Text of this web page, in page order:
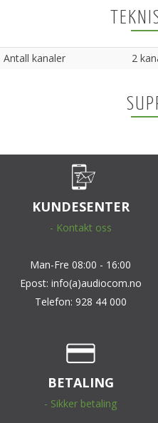
Antall kanaler 2
KUNDESENTER
- Kontakt oss
Man-Fre 08:00 - 16:00
Epost: info(a)audiocom.no
Telefon: 928 44 000
BETALING
- Sikker betaling